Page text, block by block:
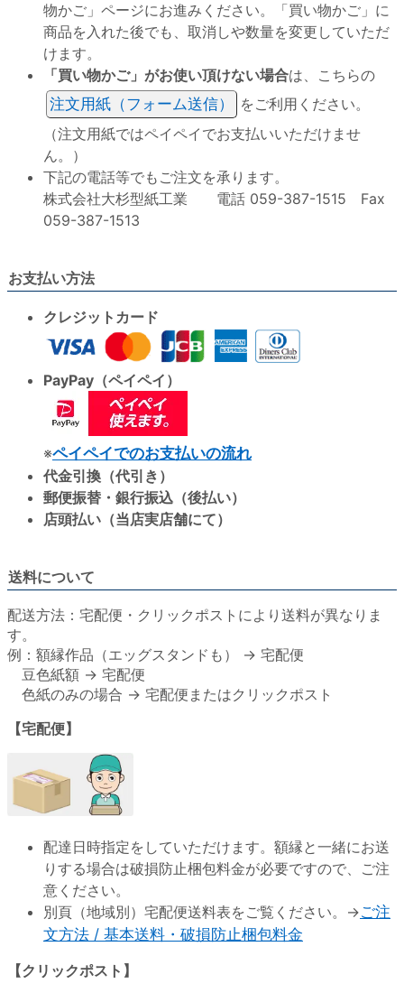
物かご」ページにお進みください。「買い物かご」に
商品を入れた後でも、取消しや数量を変更していただ
けます。
「買い物かご」がお使い頂けない場合は、こちらの
注文用紙（フォーム送信）
をご利用ください。
（注文用紙ではペイペイでお支払いいただけませ
ん。）
下記の電話等でもご注文を承ります。
株式会社大杉型紙工業 電話 059-387-1515 Fax
059-387-1513
お支払い方法
クレジットカード
PayPay（ペイペイ）
※ペイペイでのお支払いの流れ
代金引換（代引き）
郵便振替・銀行振込（後払い）
店頭払い（当店実店舗にて）
送料について
配送方法：宅配便・クリックポストにより送料が異なりま
す。
例：額縁作品（エッグスタンドも） → 宅配便
豆色紙額 → 宅配便
色紙のみの場合 → 宅配便またはクリックポスト
【宅配便】
配達日時指定をしていただけます。額縁と一緒にお送
りする場合は破損防止梱包料金が必要ですので、ご注
意ください。
別頁（地域別）宅配便送料表をご覧ください。→ご注
文方法 / 基本送料・破損防止梱包料金
【クリックポスト】